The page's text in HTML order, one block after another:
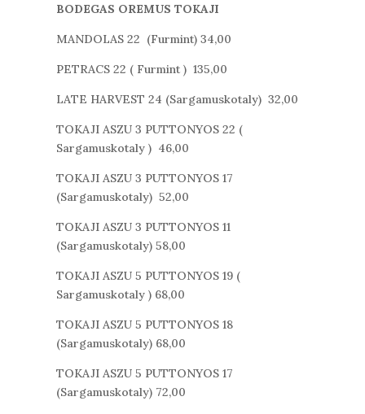
BODEGAS OREMUS TOKAJI
MANDOLAS 22 (Furmint) 34,00
PETRACS 22 ( Furmint ) 135,00
LATE HARVEST 24 (Sargamuskotaly) 32,00
TOKAJI ASZU 3 PUTTONYOS 22 (
Sargamuskotaly ) 46,00
TOKAJI ASZU 3 PUTTONYOS 17
(Sargamuskotaly) 52,00
TOKAJI ASZU 3 PUTTONYOS 11
(Sargamuskotaly) 58,00
TOKAJI ASZU 5 PUTTONYOS 19 (
Sargamuskotaly ) 68,00
TOKAJI ASZU 5 PUTTONYOS 18
(Sargamuskotaly) 68,00
TOKAJI ASZU 5 PUTTONYOS 17
(Sargamuskotaly) 72,00